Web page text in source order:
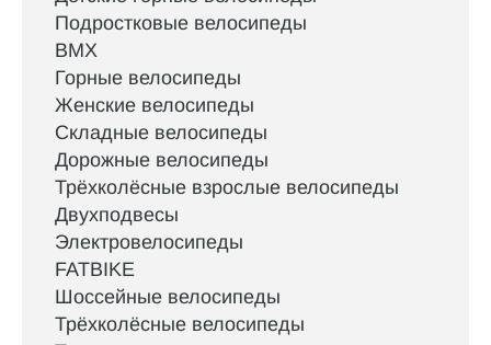
Подростковые велосипеды
BMX
Горные велосипеды
Женские велосипеды
Складные велосипеды
Дорожные велосипеды
Трёхколёсные взрослые велосипеды
Двухподвесы
Электровелосипеды
FATBIKE
Шоссейные велосипеды
Трёхколёсные велосипеды